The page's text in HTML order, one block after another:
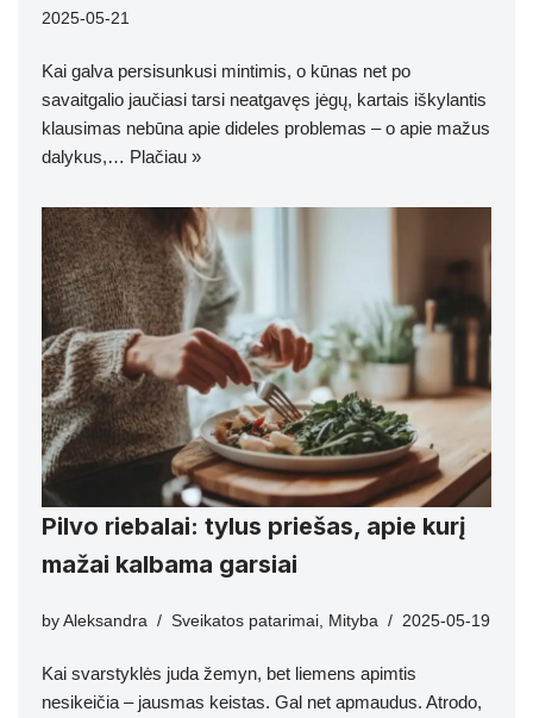
2025-05-21
Kai galva persisunkusi mintimis, o kūnas net po
savaitgalio jaučiasi tarsi neatgavęs jėgų, kartais iškylantis
klausimas nebūna apie dideles problemas – o apie mažus
dalykus,… Plačiau »
Pilvo riebalai: tylus priešas, apie kurį
mažai kalbama garsiai
by Aleksandra Sveikatos patarimai Mityba 2025-05-19
Kai svarstyklės juda žemyn, bet liemens apimtis
nesikeičia – jausmas keistas. Gal net apmaudus. Atrodo,